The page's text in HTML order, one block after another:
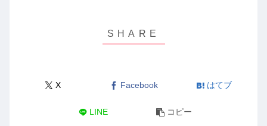
X Facebook はてブ
LINE コピー